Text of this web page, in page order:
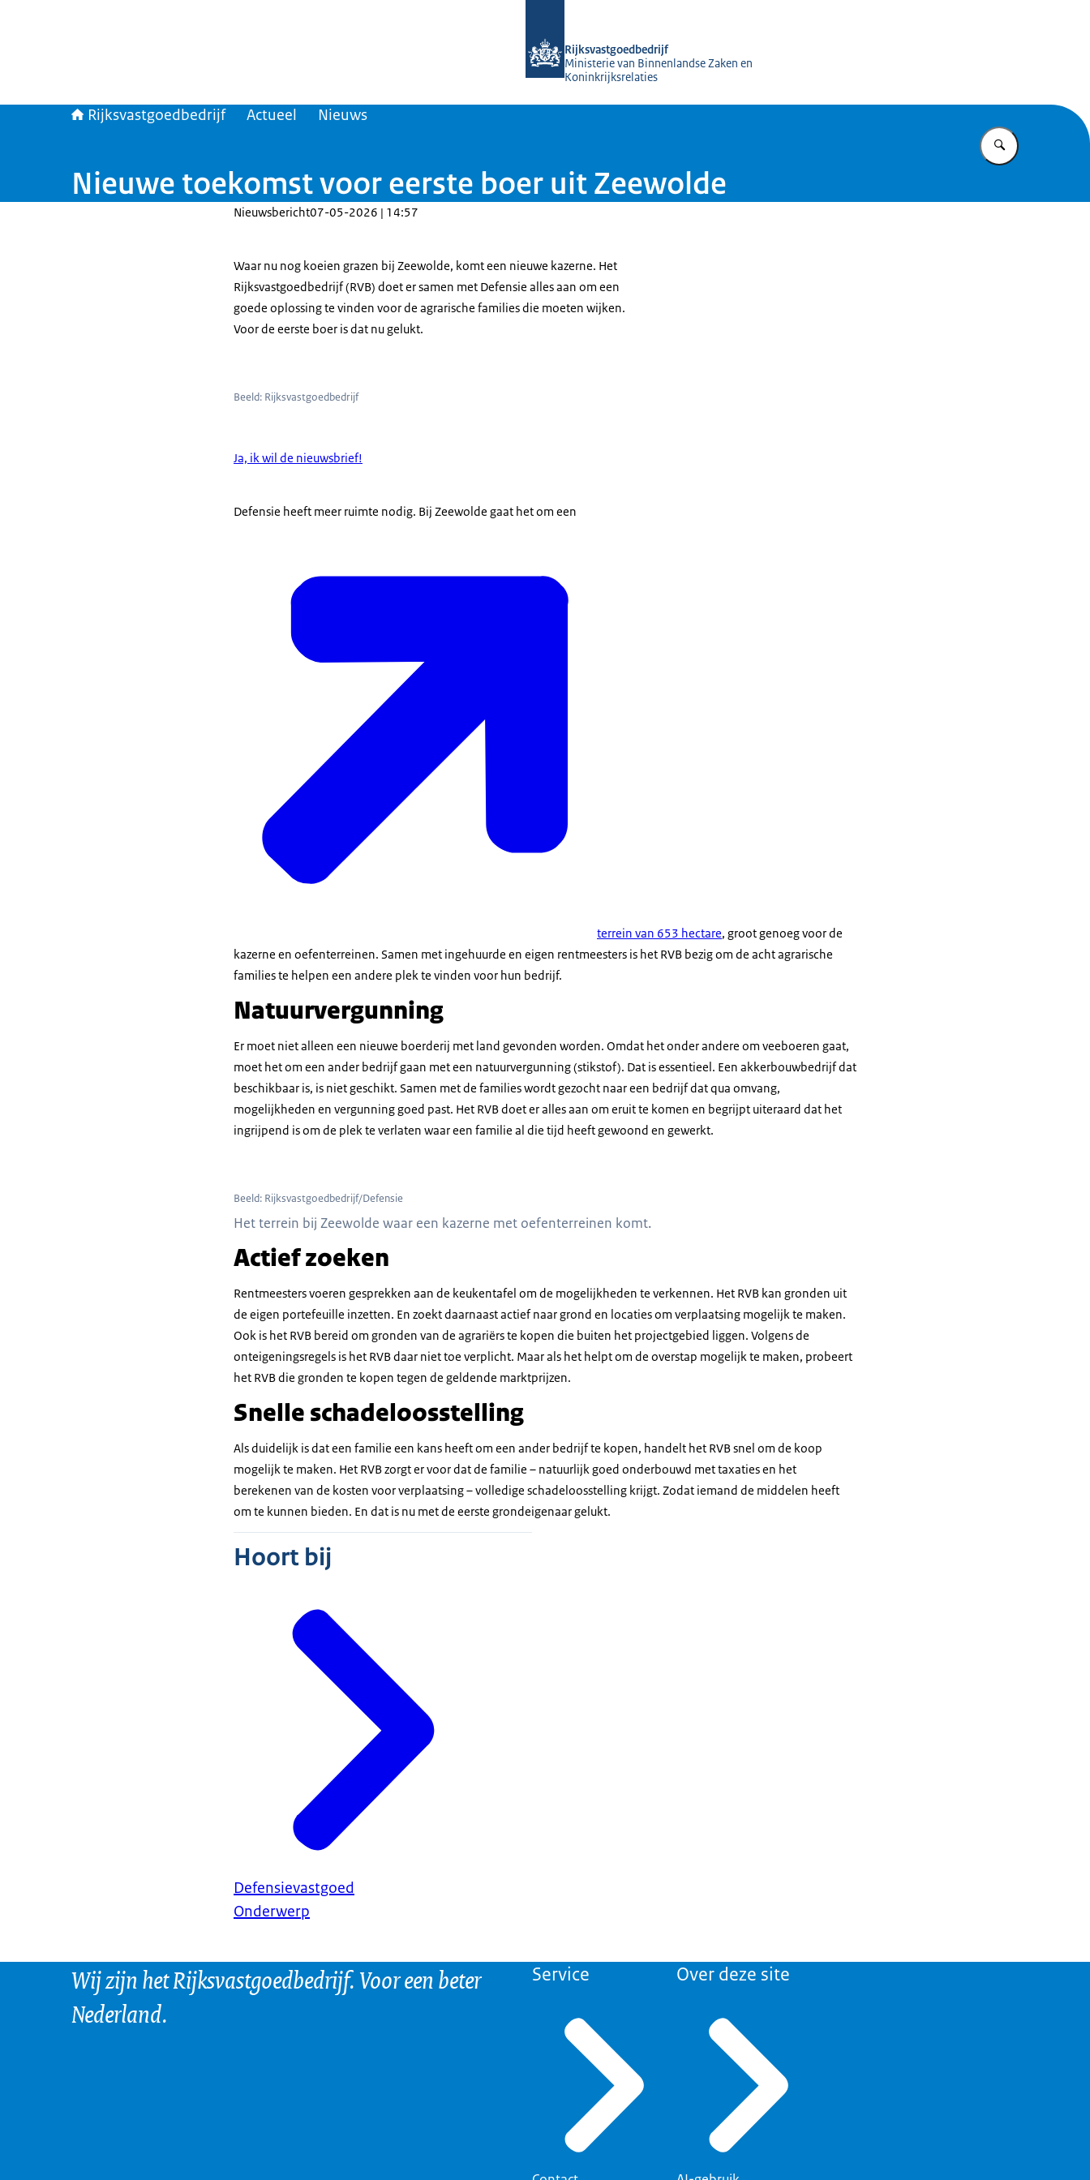
Rijksvastgoedbedrijf
Ministerie van Binnenlandse Zaken en
Koninkrijksrelaties
Rijksvastgoedbedrijf Actueel Nieuws
Vul in wat u
Nieuwe toekomst voor eerste boer uit Zeewolde
Nieuwsbericht07-05-2026 | 14:57
Waar nu nog koeien grazen bij Zeewolde, komt een nieuwe kazerne. Het
Rijksvastgoedbedrijf (RVB) doet er samen met Defensie alles aan om een
goede oplossing te vinden voor de agrarische families die moeten wijken.
Voor de eerste boer is dat nu gelukt.
Beeld: Rijksvastgoedbedrijf
Ja, ik wil de nieuwsbrief!
Defensie heeft meer ruimte nodig. Bij Zeewolde gaat het om een
terrein van 653 hectare, groot genoeg voor de
kazerne en oefenterreinen. Samen met ingehuurde en eigen rentmeesters is het RVB bezig om de acht agrarische
families te helpen een andere plek te vinden voor hun bedrijf.
Natuurvergunning
Er moet niet alleen een nieuwe boerderij met land gevonden worden. Omdat het onder andere om veeboeren gaat,
moet het om een ander bedrijf gaan met een natuurvergunning (stikstof). Dat is essentieel. Een akkerbouwbedrijf dat
beschikbaar is, is niet geschikt. Samen met de families wordt gezocht naar een bedrijf dat qua omvang,
mogelijkheden en vergunning goed past. Het RVB doet er alles aan om eruit te komen en begrijpt uiteraard dat het
ingrijpend is om de plek te verlaten waar een familie al die tijd heeft gewoond en gewerkt.
Beeld: Rijksvastgoedbedrijf/Defensie
Het terrein bij Zeewolde waar een kazerne met oefenterreinen komt.
Actief zoeken
Rentmeesters voeren gesprekken aan de keukentafel om de mogelijkheden te verkennen. Het RVB kan gronden uit
de eigen portefeuille inzetten. En zoekt daarnaast actief naar grond en locaties om verplaatsing mogelijk te maken.
Ook is het RVB bereid om gronden van de agrariërs te kopen die buiten het projectgebied liggen. Volgens de
onteigeningsregels is het RVB daar niet toe verplicht. Maar als het helpt om de overstap mogelijk te maken, probeert
het RVB die gronden te kopen tegen de geldende marktprijzen.
Snelle schadeloosstelling
Als duidelijk is dat een familie een kans heeft om een ander bedrijf te kopen, handelt het RVB snel om de koop
mogelijk te maken. Het RVB zorgt er voor dat de familie – natuurlijk goed onderbouwd met taxaties en het
berekenen van de kosten voor verplaatsing – volledige schadeloosstelling krijgt. Zodat iemand de middelen heeft
om te kunnen bieden. En dat is nu met de eerste grondeigenaar gelukt.
Hoort bij
Defensievastgoed
Onderwerp
Wij zijn het Rijksvastgoedbedrijf. Voor een beter
Nederland.
Service Over deze site